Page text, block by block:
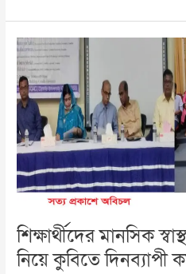
শিক্ষার্থীদের মানসিক
নিয়ে কুবিতে দিনব্যাপী
শিক্ষার্থীদের
মানসিক
স্বাস্থ্য
বিপর্যয়
প্রতিকার
নিয়ে
কুবিতে
দিনব্যাপী
কর্মশালা